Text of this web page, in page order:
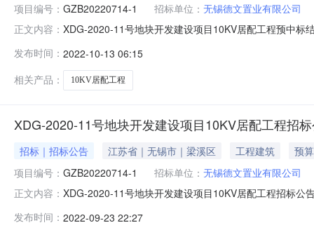
项目编号： GZB20220714-1 招标单位： 无锡德文置业有限公司
正文内容： XDG-2020-11号地块开发建设项目10KV居配工程预中标
公示如下：预中标人名称：无锡广盈集团有限公司投标
发布时间： 2022-10-13 06:15
相关产品：
10KV居配工程
XDG-2020-11号地块开发建设项目10KV居配工程招
招标｜招标公告 江苏省｜无锡市｜梁溪区 工程建筑
预
项目编号： GZB20220714-1 招标单位： 无锡德文置业有限公司
正文内容： XDG-2020-11号地块开发建设项目10KV居配工程招标
程进行公开招标，特邀请有兴趣的潜在投标人参加投标
发布时间： 2022-09-23 22:27